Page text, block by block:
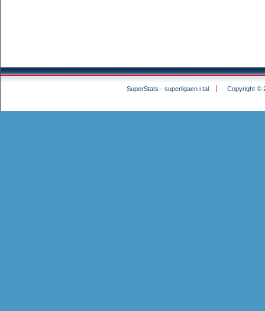
SuperStats - superligaen i tal Copyright ©